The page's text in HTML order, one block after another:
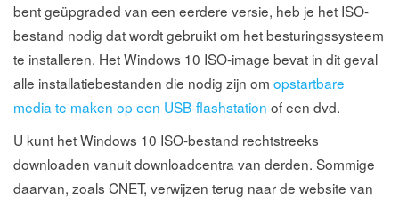
bent geüpgraded van een eerdere versie, heb je het ISO-
bestand nodig dat wordt gebruikt om het besturingssysteem
te installeren. Het Windows 10 ISO-image bevat in dit geval
alle installatiebestanden die nodig zijn om opstartbare
media te maken op een USB-flashstation of een dvd.
U kunt het Windows 10 ISO-bestand rechtstreeks
downloaden vanuit downloadcentra van derden. Sommige
daarvan, zoals CNET, verwijzen terug naar de website van